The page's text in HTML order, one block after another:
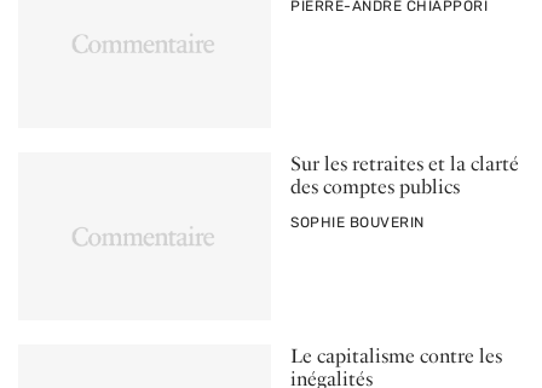
PAR
PIERRE-ANDRÉ CHIAPPORI
Sur les retraites et la clarté
des comptes publics
PAR
SOPHIE BOUVERIN
Le capitalisme contre les
inégalités